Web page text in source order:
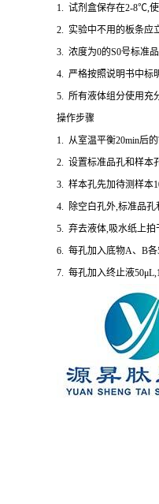
1. 试剂盒保存在2-8℃,使
2. 实验中不用的板条应
3. 浓度为0的S0号标准
4. 严格按照说明书中标
5. 所有液体组分使用充
操作步骤
1. 从室温平衡20min后
2. 设置标准品孔和样本
3. 样本孔先加待测样本
4. 除空白孔外,标准品孔
5. 弃去液体,吸水纸上拍
6. 每孔加入底物A、B各
7. 每孔加入终止液